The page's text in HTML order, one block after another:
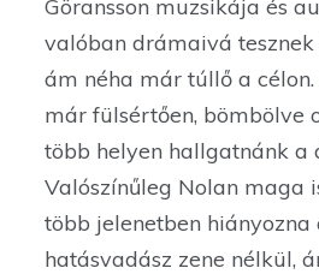
Göransson muzsikája és
valóban drámaivá tesznek
ám néha már túllő a
már fülsértően, bömbölve
több helyen hallgatnánk a
Valószínűleg Nolan maga
több jelenetben
hatásvadász zene nélkül,